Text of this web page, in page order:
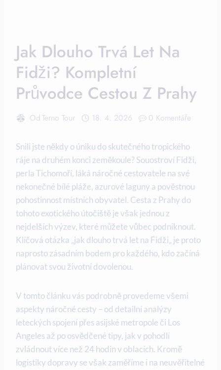
Jak Dlouho Trvá Let Na
Fidži? Kompletní
Průvodce Cestou Z Prahy
OdTerno Tour 18. 4. 2026 0 Komentáře
Snili jste někdy o úniku do skutečného tropického
ráje na druhém konci zeměkoule? Souostroví Fidži,
perla Tichomoří, láká náročné cestovatele na své
nekonečné bílé pláže, azurové laguny a pověstnou
pohostinnost místních obyvatel. Cesta z Prahy do
tohoto exotického útočiště je však jednou z
nejdelších výzev, které můžete vůbec podniknout.
Klíčová otázka „jak dlouho trvá let na Fidži„ je proto
naprosto zásadním bodem pro každého, kdo začíná
plánovat svou životní dovolenou.
V tomto článku vás podrobně provedeme všemi
aspekty náročné cesty – od detailní analýzy
leteckých spojení přes asijské metropole či Los
Angeles až po osvědčené tipy, jak v pohodlí
zvládnout více než 24 hodin v oblacích. Kromě
logistiky dopravy se však zaměříme i na neuvěřitelné